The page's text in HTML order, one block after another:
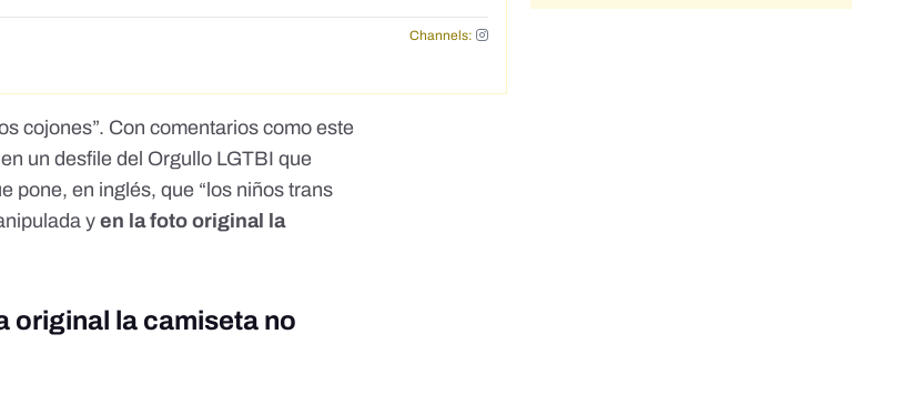
Channels:
cojones”. Con comentarios como este
un desfile del Orgullo LGTBI que
pone, en inglés, que “los niños trans
yen la foto original la
original la camiseta no